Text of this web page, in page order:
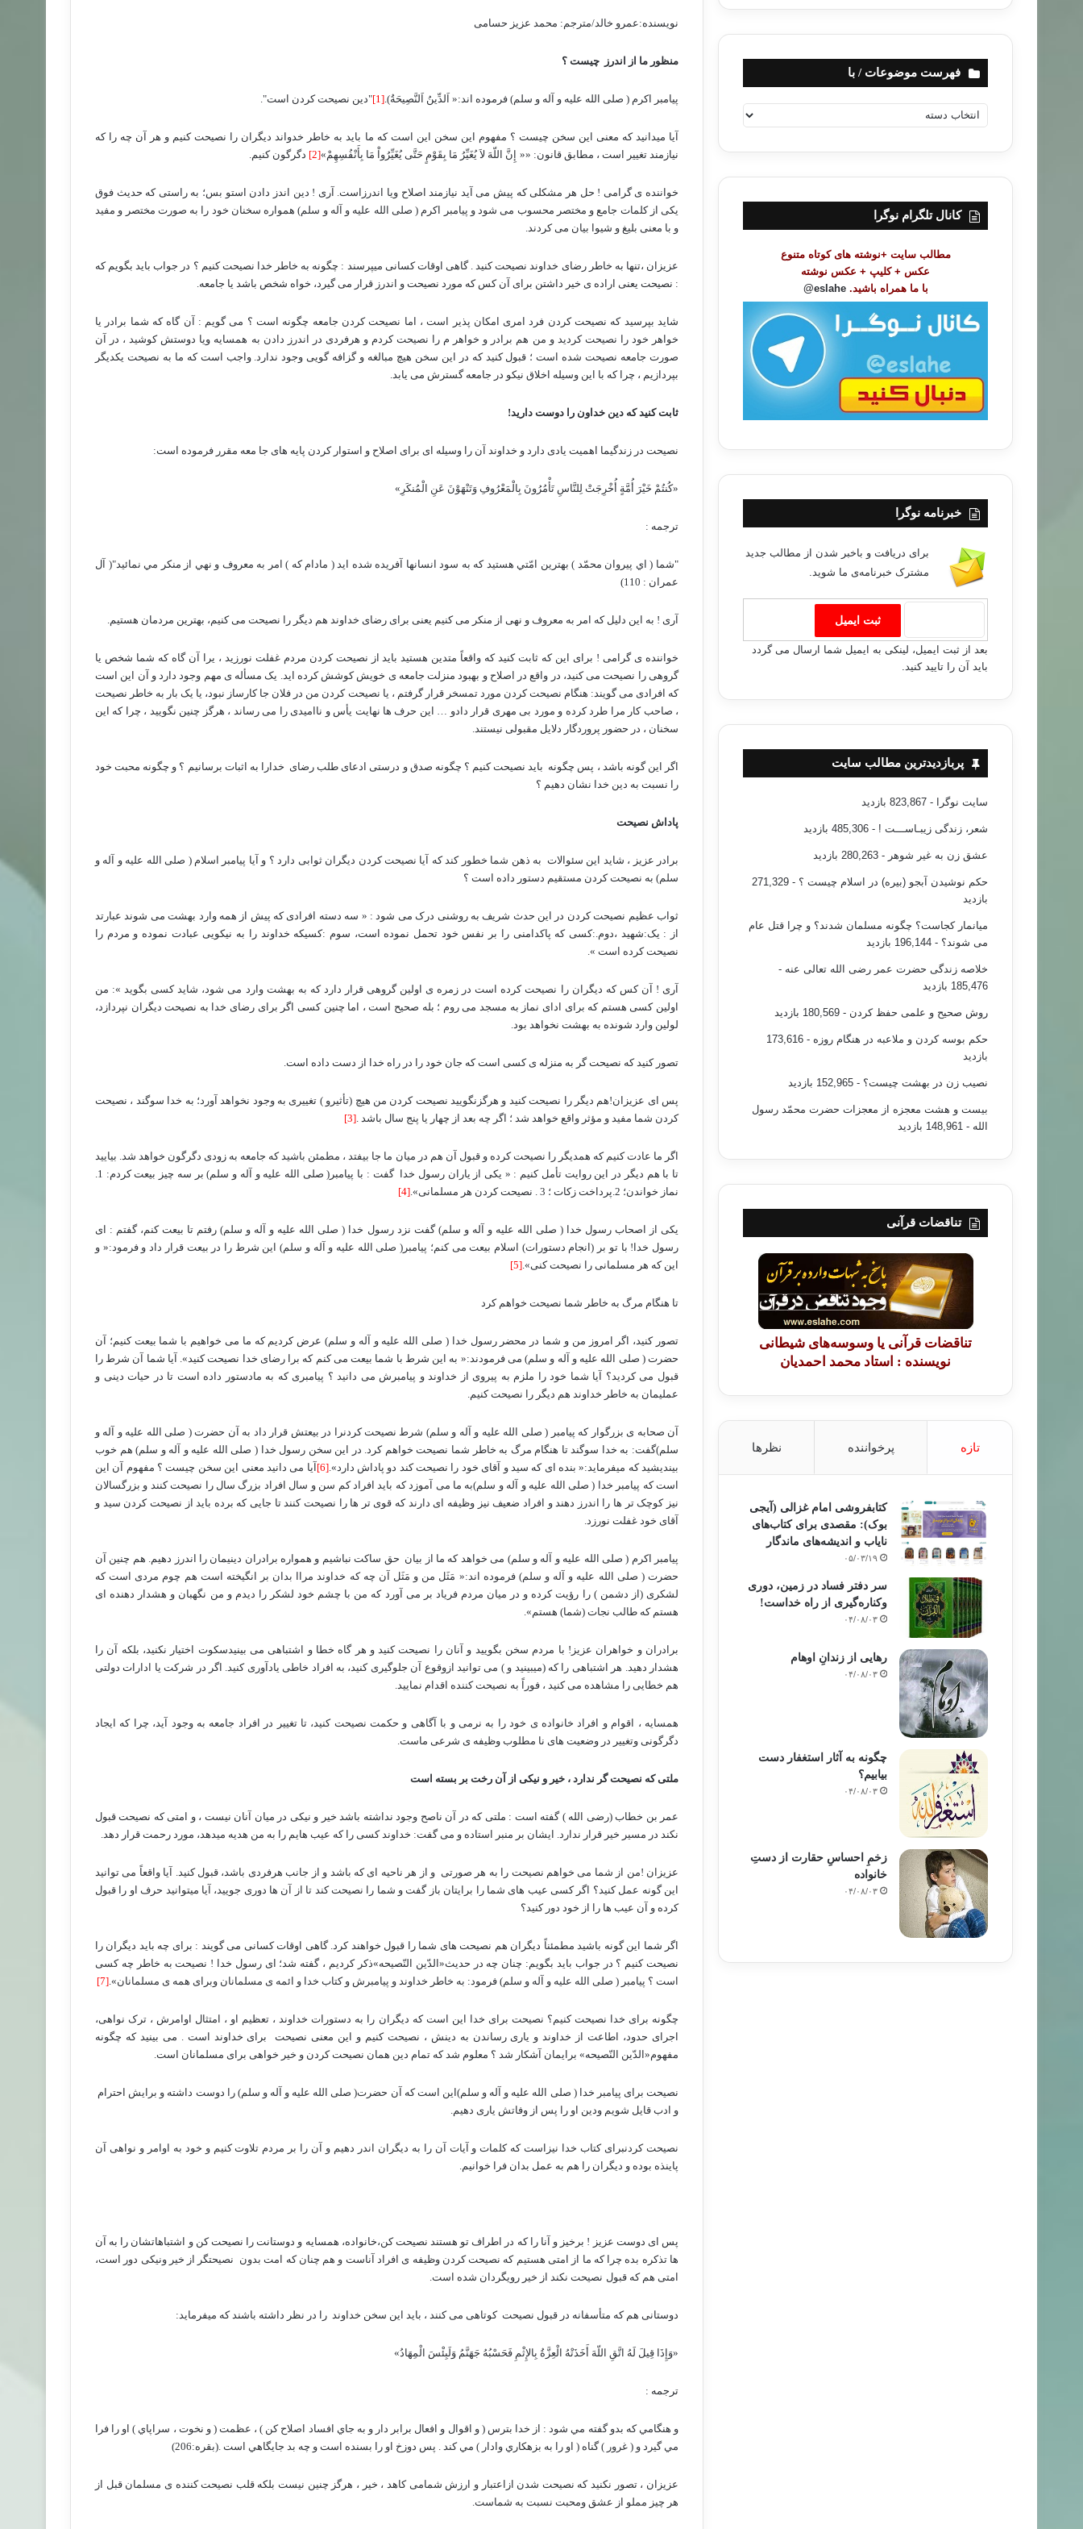
نویسنده:عمرو خالد/مترجم: محمد عزیز حسامی
منظور ما از اندرز چیست ؟
پیامبر اکرم ( صلی الله علیه و آله و سلم) فرموده اند:« اَلدِّینُ اَلنَّصِیحَةُ).[1]"دین نصیحت کردن است".
آیا میدانید که معنی این سخن چیست ؟ مفهوم این سخن این است که ما باید به خاطر خدواند دیگران را نصیحت کنیم و هر آن چه را که
نیازمند تغییر است ، مطابق قانون: «« إِنَّ اللّهَ لاَ يُغَيِّرُ مَا بِقَوْمٍ حَتَّى يُغَيِّرُواْ مَا بِأَنْفُسِهِمْ»[2] دگرگون کنیم.
خواننده ی گرامی ! حل هر مشکلی که پیش می آید نیازمند اصلاح ویا اندرزاست. آری ! دین اندز دادن استو بس؛ به راستی که حدیث فوق
یکی از کلمات جامع و مختصر محسوب می شود و پیامبر اکرم ( صلی الله علیه و آله و سلم) همواره سخنان خود را به صورت مختصر و مفید
و با معنی بلیغ و شیوا بیان می کردند.
عزیزان ،تنها به خاطر رضای خداوند نصیحت کنید . گاهی اوقات کسانی میپرسند : چگونه به خاطر خدا نصیحت کنیم ؟ در جواب باید بگویم که
: نصیحت یعنی اراده ی خیر داشتن برای آن کس که مورد نصیحت و اندرز قرار می گیرد، خواه شخص باشد یا جامعه.
شاید بپرسید که نصیحت کردن فرد امری امکان پذیر است ، اما نصیحت کردن جامعه چگونه است ؟ می گویم : آن گاه که شما برادر یا
خواهر خود را نصیحت کردید و من هم برادر و خواهر م را نصیحت کردم و هرفردی در اندرز دادن به همسایه ویا دوستش کوشید ، در آن
صورت جامعه نصیحت شده است ؛ قبول کنید که در این سخن هیچ مبالغه و گزافه گویی وجود ندارد. واجب است که ما به نصیحت یکدیگر
بپردازیم ، چرا که با این وسیله اخلاق نیکو در جامعه گسترش می یابد.
ثابت کنید که دین خداون را دوست دارید!
نصیحت در زندگیما اهمیت یادی دارد و خداوند آن را وسیله ای برای اصلاح و استوار کردن پایه های جا معه مقرر فرموده است:
«كُنتُمْ خَيْرَ أُمَّةٍ أُخْرِجَتْ لِلنَّاسِ تَأْمُرُونَ بِالْمَعْرُوفِ وَتَنْهَوْنَ عَنِ الْمُنكَرِ»
ترجمه :
"شما ( اي پيروان محمّد ) بهترين امّتي هستيد كه به سود انسانها آفريده شده ايد ( مادام كه ) امر به معروف و نهي از منكر مي نمائيد"( آل
عمران :
آری ! به این دلیل که امر به معروف و نهی از منکر می کنیم یعنی برای رضای خداوند هم دیگر را نصیحت می کنیم، بهترین مردمان هستیم.
خواننده ی گرامی ! برای این که ثابت کنید که واقعاً متدین هستید باید از نصیحت کردن مردم غفلت نورزید ، یرا آن گاه که شما شخص یا
گروهی را نصیحت می کنید، در واقع در اصلاح و بهبود منزلت جامعه ی خویش کوشش کرده اید. یک مسأله ی مهم وجود دارد و آن این است
که افرادی می گویند: هنگام نصیحت کردن مورد تمسخر قرار گرفتم ، یا نصیحت کردن من در فلان جا کارساز نبود، یا یک بار به خاطر نصیحت
، صاحب کار مرا طرد کرده و مورد بی مهری قرار دادو … این حرف ها نهایت یأس و ناامیدی را می رساند ، هرگز چنین نگویید ، چرا که این
سخنان ، در حضور پروردگار دلایل مقبولی نیستند.
اگر این گونه باشد ، پس چگونه باید نصیحت کنیم ؟ چگونه صدق و درستی ادعای طلب رضای خدارا به اثبات برسانیم ؟ و چگونه محبت خود
را نسبت به دین خدا نشان دهیم ؟
پاداش نصیحت
برادر عزیز ، شاید این سئوالات به ذهن شما خطور کند که آیا نصیحت کردن دیگران ثوابی دارد ؟ و آیا پیامبر اسلام( صلی الله علیه و آله و
سلم) به نصیحت کردن مستقیم دستور داده است ؟
ثواب عظیم نصیحت کردن در این حدث شریف به روشنی درک می شود : « سه دسته افرادی که پیش از همه وارد بهشت می شوند عبارتد
از : یک:شهید ،دوم.:کسی که پاکدامنی را بر نفس خود تحمل نموده است، سوم :کسیکه خداوند را به نیکویی عبادت نموده و مردم را
نصیحت کرده است ».
آری ! آن کس که دیگران را نصیحت کرده است در زمره ی اولین گروهی قرار دارد که به بهشت وارد می شود، شاید کسی بگوید »: من
اولین کسی هستم که برای ادای نماز به مسجد می روم ؛ بله صحیح است ، اما چنین کسی اگر برای رضای خدا به نصیحت دیگران نپردازد،
لولین وارد شونده به بهشت نخواهد بود.
تصور کنید که نصیحت گر به منزله ی کسی است که جان خود را در راه خدا از دست داده است.
پس ای عزیزان!هم دیگر را نصیحت کنید و هرگزنگویید نصیحت کردن من هیچ (تأثیرو ) تغییری به وجود نخواهد آورد؛ به خدا سوگند ، نصیحت
کردن شما مفید و مؤثر واقع خواهد شد ؛ اگر چه بعد از چهار یا پنج سال باشد .[3]
اگر ما عادت کنیم که همدیگر را نصیحت کرده و قبول آن هم در میان ما جا بیفتد ، مطمئن باشید که جامعه به زودی دگرگون خواهد شد. بیایید
تا با هم دیگر در این روایت تأمل کنیم : « یکی از یاران رسول خدا
گفت : با پیامبر
( صلی الله علیه و آله و سلم) بر سه چیز بیعت کردم: 1.
نماز خواندن؛ 2.پرداخت زکات ؛ 3 .
نصیحت کردن هر مسلمانی».[4]
یکی از اصحاب رسول خدا( صلی الله علیه و آله و سلم) گفت نزد رسول خدا ( صلی الله علیه و آله و سلم) رفتم تا بیعت کنم، گفتم : ای
رسول خدا! با تو بر (انجام دستورات) اسلام بیعت می کنم؛ پیامبر( صلی الله علیه و آله و سلم) این شرط را در بیعت قرار داد و فرمود:« و
این که هر مسلمانی را نصیحت کنی».[5]
تا هنگام مرگ به خاطر شما نصیحت خواهم کرد
تصور کنید، اگر امروز من و شما در محضررسول خدا ( صلی الله علیه و آله و سلم) عرض کردیم که ما می خواهیم با شما بیعت کنیم؛ آن
حضرت ( صلی الله علیه و آله و سلم) می فرمودند:« به این شرط با شما بیعت می کنم که برا رضای خدا نصیحت کنید». آیا شما آن شرط را
قبول می کردید؟ آیا شما خود را ملزم به پیروی از خداوند و پیامبرش می دانید ؟ پیامبری که به مادستور داده است تا در حیات دینی و
عملیمان به خاطر خداوند هم دیگر را نصیحت کنیم.
آن صحابه ی بزرگوار که پیامبر ( صلی الله علیه و آله و سلم) شرط نصیحت کردنرا در بیعتش قرار داد به آن حضرت( صلی الله علیه و آله و
سلم)گفت: به خدا سوگند تا هنگام مرگ به خاطر شما نصیحت خواهم کرد. در این سخن رسول خدا ( صلی الله علیه و آله و سلم) هم خوب
بیندیشید که میفرماید:« بنده ای که سید و آقای خود را نصیحت کند دو پاداش دارد».[6] آیا می دانید معنی این سخن چیست ؟ مفهوم آن این
است که پیامبر خدا ( صلی الله علیه و آله و سلم)به ما می آموزد که باید افراد کم سن و سال افراد بزرگ سال را نصیحت کنند و بزرگسالان
نیز کوچک تر ها را اندرز دهند و افراد ضعیف نیز وظیفه ای دارند که قوی تر ها را نصیحت کنند تا جایی که برده باید از نصیحت کردن سید و
آقای خود غفلت نورزد.
پیامبر اکرم ( صلی الله علیه و آله و سلم) می خواهد که ما از بیان حق ساکت نباشیم و همواره برادران دینیمان را اندرز دهیم. هم چنین آن
حضرت ( صلی الله علیه و آله و سلم) فرموده اند:« مَثَل من و مَثَل آن چه که خداوند مراا بدان بر انگیخته است هم چوم مردی است که
لشکری (از دشمن ) را رؤیت کرده و در میان مردم فریاد بر می آورد که من با چشم خود لشکر را دیدم و من نگهبان و هشدار دهنده ای
هستم که طالب نجات (شما) هستم».
برادران و خواهران عزیز! با مردم سخن بگویید و آنان را نصیحت کنید و هر گاه خطا و اشتباهی می بینیدسکوت اختیار نکنید، بلکه آن را
هشدار دهید. هر اشتباهی را که (میبینید و ) می توانید ازوقوع آن جلوگیری کنید، به افراد خاطی یادآوری کنید. اگر در شرکت یا ادارات دولتی
هم خطایی را مشاهده می کنید ، فوراً به نصیحت کننده اقدام نمایید.
همسایه ، اقوام و افراد خانواده ی خود را به نرمی و با آگاهی و حکمت نصیحت کنید، تا تغییر در افراد جامعه به وجود آید، چرا که ایجاد
دگرگونی وتغییر در وضعیت های نا مطلوب وظیفه ی شرعی ماست.
ملتی که نصیحت گر ندارد ، خیر و نیکی از آن رخت بر بسته است
عمر بن خطاب (رضی الله ) گفته است : ملتی که در آن ناصح وجود نداشته باشد خیر و نیکی در میان آنان نیست ، و امتی که نصیحت قبول
نکند در مسیر خیر قرار ندارد. ایشان بر منبر استاده و می گفت: خداوند کسی را که عیب هایم را به من هدیه میدهد، مورد رحمت قرار دهد.
عزیزان !من از شما می خواهم نصیحت را به هر صورتی و از هر ناحیه ای که باشد و از جانب هرفردی باشد، قبول کنید. آیا واقعاً می توانید
این گونه عمل کنید؟ اگر کسی عیب های شما را برایتان باز گفت و شما را نصیحت کند تا از آن ها دوری جویید، آیا میتوانید حرف او را قبول
کرده و آن عیب ها را از خود دور کنید؟
اگر شما این گونه باشید مطمئناً دیگران هم نصیحت های شما را قبول خواهند کرد. گاهی اوقات کسانی می گویند : برای چه باید دیگران را
نصیحت کنیم ؟ در جواب باید بگویم: چنان چه در حدیث«الدّین النّصیحه»ذکر کردیم ، گفته شد؛ ای رسول خدا ! نصیحت به خاطر چه کسی
است ؟ پیامبر ( صلی الله علیه و آله و سلم) فرمود: به خاطر خداوند و پیامبرش و کتاب خدا و ائمه ی مسلمانان وبرای همه ی مسلمانان».[7]
چگونه برای خدا نصیحت کنیم؟ نصیحت برای خدا این است که دیگران را به دستورات خداوند ، تعظیم او ، امتثال اوامرش ، ترک نواهی،
اجرای حدود، اطاعت از خداوند و یاری رساندن به دینش ، نصیحت کنیم و این معنی نصیحت
برای خداوند است . می بینید که چگونه
مفهوم«الدّین النّصیحه» برایمان آشکار شد ؟ معلوم شد که تمام دین همان نصیحت کردن و خیر خواهی برای مسلمانان است.
نصیحت برای پیامبر خدا ( صلی الله علیه و آله و سلم)این استکه آن حضرت( صلی الله علیه و آله و سلم) را دوست داشته و برایش احترام
و ادب قایل شویم ودین او را پس از وفاتش یاری دهیم.
نصیحت کردنبرای کتاب خدا نیزاست که کلمات و آیات آن را به دیگران اندر دهیم و آن را بر مردم تلاوت کنیم و خود به اوامر و نواهی آن
پاینذه بوده و دیگران را هم به عمل بدان فرا خوانیم.
پس ای دوست عزیز ! برخیز و آنا را که در اطراف تو هستند نصیحت کن،خانواده، همسایه و دوستانت را نصیحت کن و اشتباهاتشان را به آن
ها تذکره بده چرا که ما از امتی هستیم که نصیحت کردن وظیفه ی افراد آناست و هم چنان که امت بدون نصیحتگر از خیر ونیکی دور است،
امتی هم که قبول نصیحت نکند از خیر رویگردان شده است.
دوستانی هم که متأسفانه در قبول نصیحت کوتاهی می کنند ، باید این سخن خداوند را در نظر داشته باشند که میفرماید:
«وَإِذَا قِيلَ لَهُ اتَّقِ اللّهَ أَخَذَتْهُ الْعِزَّةُ بِالإِثْمِ فَحَسْبُهُ جَهَنَّمُ وَلَبِئْسَ الْمِهَادُ»
ترجمه :
و هنگامي كه بدو گفته مي شود : از خدا بترس ( و اقوال و افعال برابر دار و به جاي افساد اصلاح كن ) ، عظمت ( و نخوت ، سراپاي ) او را فرا
مي گيرد و ( غرور ) گناه ( او را به بزهكاري وادار ) مي كند . پس دوزخ او را بسنده است و چه بد جايگاهي است .(بقره:206)
عزیزان ، تصور نکنید که نصیحت شدن ازاعتبار و ارزش شمامی کاهد ، خیر ، هرگز چنین نیست بلکه قلب نصیحت کننده ی مسلمان قبل از
هر چیز مملو از عشق ومحبت نسبت به شماست.
فهرست موضوعات / با
ه
ت
ض
کانال تلگرام نوگرا
مطالب سایت +نوشته های کوتاه متنوع
عکس + کلیپ + عکس نوشته
با ما همراه باشید. eslahe@
خبرنامه نوگرا
برای دریافت و باخبر شدن از مطالب جدید
مشترک خبرنامه‌ی ما شوید.
بعد از ثبت ایمیل، لینکی به ایمیل شما ارسال می گردد
باید آن را تایید کنید.
پربازدیدترین مطالب سایت
سایت نوگرا - 823,867 بازدید
شعر، زندگی زیبـاســـت ! - 485,306 بازدید
عشق زن به غیر شوهر - 280,263 بازدید
حکم نوشیدن آبجو (بیره) در اسلام چیست ؟
- 271,329
بازدید
میانمار کجاست؟ چگونه مسلمان شدند؟ و چرا قتل عام
می شوند؟ - 196,144 بازدید
خلاصه زندگی حضرت عمر رضی الله تعالی عنه -
185,476 بازدید
روش صحیح و علمی حفظ کردن - 180,569 بازدید
حکم بوسه کردن و ملاعبه در هنگام روزه
- 173,616
بازدید
نصیب زن در بهشت چیست؟ - 152,965 بازدید
بیست و هشت معجزه از معجزات حضرت محمّد رسول
الله - 148,961 بازدید
تناقضات قرآنی
تناقضات قرآنی یا وسوسه‌های شیطانی
نویسنده : استاد محمد احمدیان
تازه پرخواننده نظرها
کتابفروشی امام غزالی (آیجی
بوک): مقصدی برای کتاب‌های
نایاب و اندیشه‌های ماندگار
۰۵/۰۳/۱۹
سر دفتر فساد در زمین‌، دوری
وکناره‌گیری از راه خداست‌!
۰۴/۰۸/۰۳
رهایی از زندانِ اوهام
۰۴/۰۸/۰۳
چگونه به آثار استغفار دست
بیابیم؟
۰۴/۰۸/۰۳
زخمِ احساسِ حقارت از دستِ
خانواده
۰۴/۰۸/۰۳